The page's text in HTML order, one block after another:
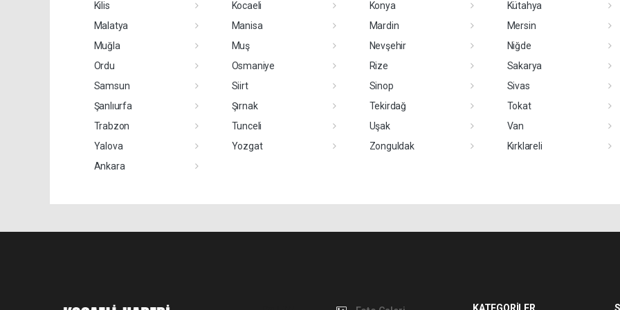
Kilis
Kocaeli Konya
Kütahya
Malatya
Manisa Mardin
Mersin
Muğla
Muş Nevşehir
Niğde
Ordu
Osmaniye Rize
Sakarya
Samsun
Siirt Sinop
Sivas
Şanlıurfa
Şırnak Tekirdağ
Tokat
Trabzon
Tunceli Uşak
Van
Yalova
Yozgat Zonguldak
Kırklareli
Ankara